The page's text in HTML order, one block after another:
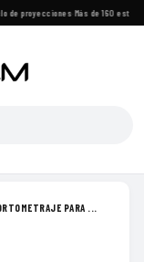
de proyecciones·Más de 160
PARA ...